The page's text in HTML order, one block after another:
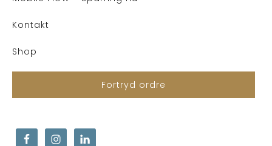
Kontakt
Shop
Fortryd ordre